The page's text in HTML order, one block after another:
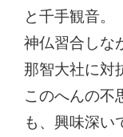
と千手観音。
神仏習合しな
那智大社に対
このへんの不
も、興味深い